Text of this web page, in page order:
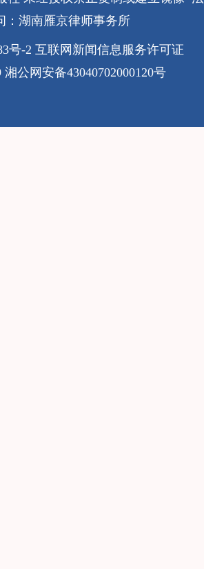
：湖南雁京律师事务所
号-2 互联网新闻信息服务许可证
湘公网安备43040702000120号